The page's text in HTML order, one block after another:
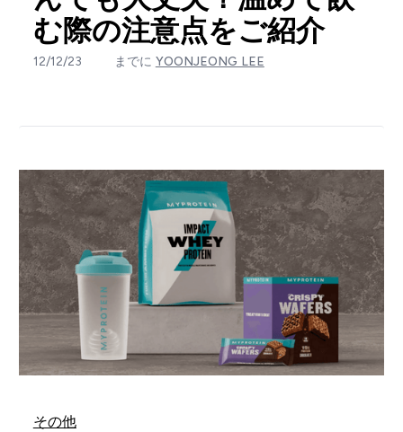
む際の注意点をご紹介
12/12/23 までに YOONJEONG LEE
その他